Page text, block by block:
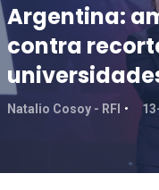
Argentina:
contra
Natalio Cosoy - RFI